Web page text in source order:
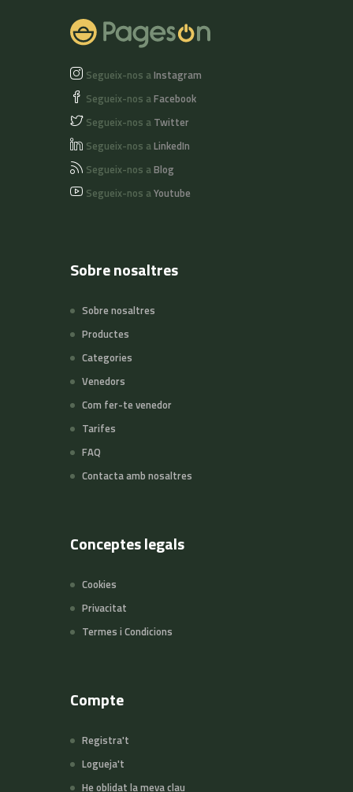
Segueix-nos aInstagram
Segueix-nos aFacebook
Segueix-nos a Twitter
Segueix-nos aLinkedIn
Segueix-nos aBlog
Segueix-nos aYoutube
Sobre nosaltres
Sobre nosaltres
Productes
Categories
Venedors
Com fer-te venedor
Tarifes
FAQ
Contacta amb nosaltres
Conceptes legals
Cookies
Privacitat
Termes i Condicions
Compte
Registra't
Logueja't
He oblidat la meva clau